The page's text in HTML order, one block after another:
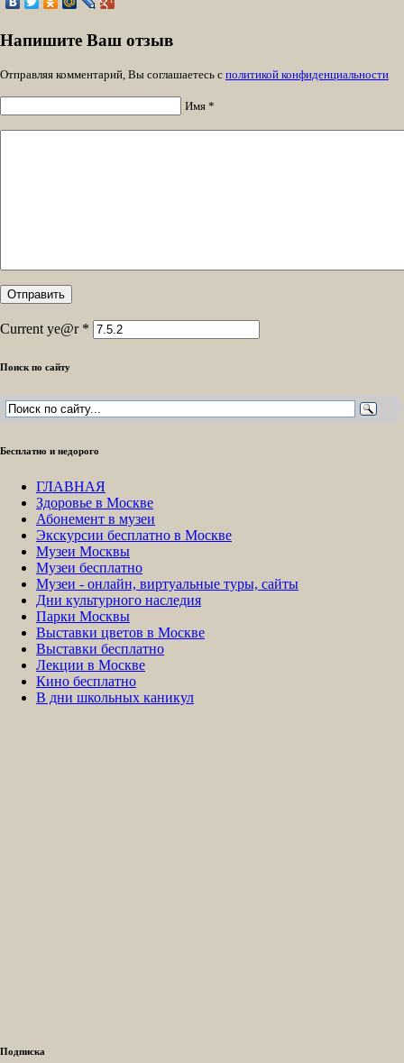
Напишите Ваш отзыв
Отправляя комментарий, Вы соглашаетесь с политикой конфиденциальности
Имя *
Current ye@r *
Поиск по сайту
Бесплатно и недорого
ГЛАВНАЯ
Здоровье в Москве
Абонемент в музеи
Экскурсии бесплатно в Москве
Музеи Москвы
Музеи бесплатно
Музеи - онлайн, виртуальные туры, сайты
Дни культурного наследия
Парки Москвы
Выставки цветов в Москве
Выставки бесплатно
Лекции в Москве
Кино бесплатно
В дни школьных каникул
Подписка